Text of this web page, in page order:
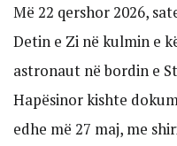
Më 22 qershor 2026,
Detin e Zi në kulmin e
astronaut në bordin e
Hapësinor kishte
edhe më 27 maj, me